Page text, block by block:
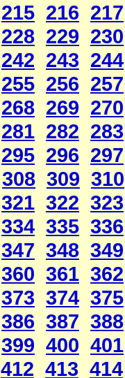
215 216 217
228 229 230
242 243 244
255 256 257
268 269 270
281 282 283
295 296 297
308 309 310
321 322 323
334 335 336
347 348 349
360 361 362
373 374 375
386 387 388
399 400 401
412 413 414